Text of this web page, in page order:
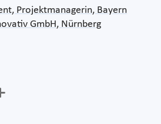
Projektmanagerin, Bayern
GmbH, Nürnberg